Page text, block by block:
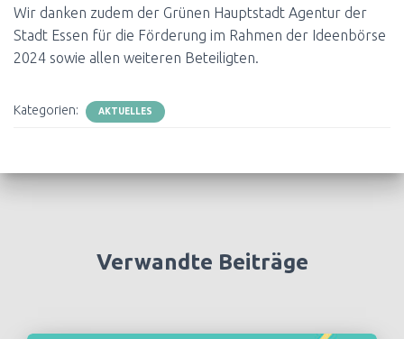
Wir danken zudem der Grünen Hauptstadt Agentur der
Stadt Essen für die Förderung im Rahmen der Ideenbörse
2024 sowie allen weiteren Beteiligten.
Kategorien: AKTUELLES
Verwandte Beiträge